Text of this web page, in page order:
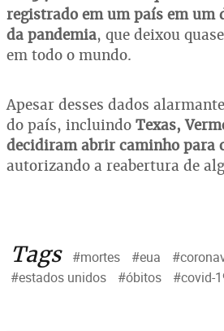
registrado em um país em um
da pandemia, que deixou
em todo o mundo.
Apesar desses dados
do país, incluindo Texas,
decidiram abrir caminho para
autorizando a reabertura de
Tags #mortes #eua
#estados unidos
#óbitos #covid-